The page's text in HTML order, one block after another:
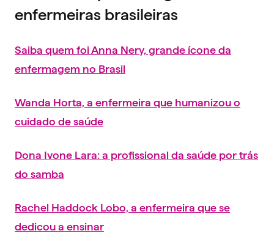
enfermeiras brasileiras
Saiba quem foi Anna Nery, grande ícone da
enfermagem no Brasil
Wanda Horta, a enfermeira que humanizou o
cuidado de saúde
Dona Ivone Lara: a profissional da saúde por trás
do samba
Rachel Haddock Lobo, a enfermeira que se
dedicou a ensinar